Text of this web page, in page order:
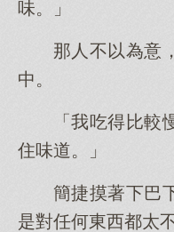
味。」
那人不以為意
中。
「我吃得比
住味道。」
簡捷摸著下巴
是對任何東西都太